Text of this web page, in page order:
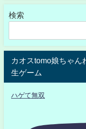
検索
カオスtomo娘ちゃん
生ゲーム
ハゲて無双